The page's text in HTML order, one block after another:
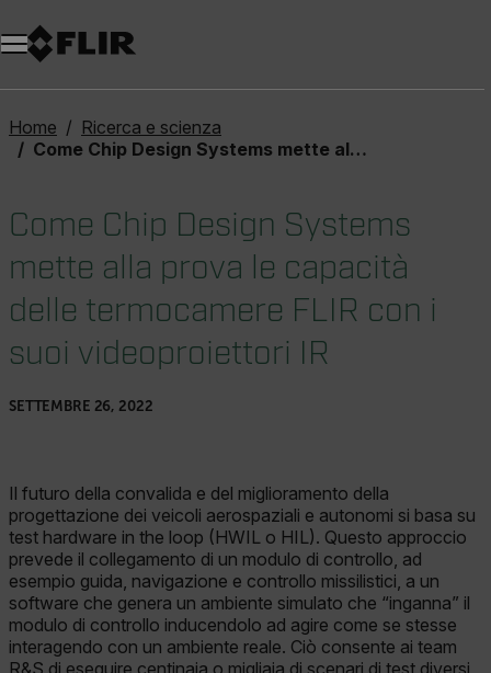
Unread messages
Modello
Rimuovi
articoli
articolo
Aggiungi al carrello
Aggiunto al carrello
Home
Ricerca e scienza
Come Chip Design Systems mette alla prova le capacità delle termocamere FLIR con i suoi videoproiettori IR
Come Chip Design Systems
mette alla prova le capacità
delle termocamere FLIR con i
suoi videoproiettori IR
SETTEMBRE 26, 2022
Il futuro della convalida e del miglioramento della
progettazione dei veicoli aerospaziali e autonomi si basa su
test hardware in the loop (HWIL o HIL). Questo approccio
prevede il collegamento di un modulo di controllo, ad
esempio guida, navigazione e controllo missilistici, a un
software che genera un ambiente simulato che “inganna” il
modulo di controllo inducendolo ad agire come se stesse
interagendo con un ambiente reale. Ciò consente ai team
R&S di eseguire centinaia o migliaia di scenari di test diversi